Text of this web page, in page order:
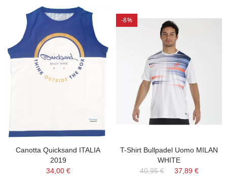
Canotta Quicksand ITALIA
2019
34,00 €
-8%
T-Shirt Bullpadel Uomo MILAN
WHITE
40,95 €
37,89 €